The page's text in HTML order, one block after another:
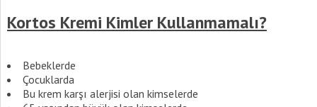
Kortos Kremi Kimler Kullanmamalı?
Bebeklerde
Çocuklarda
Bu krem karşı alerjisi olan kimselerde